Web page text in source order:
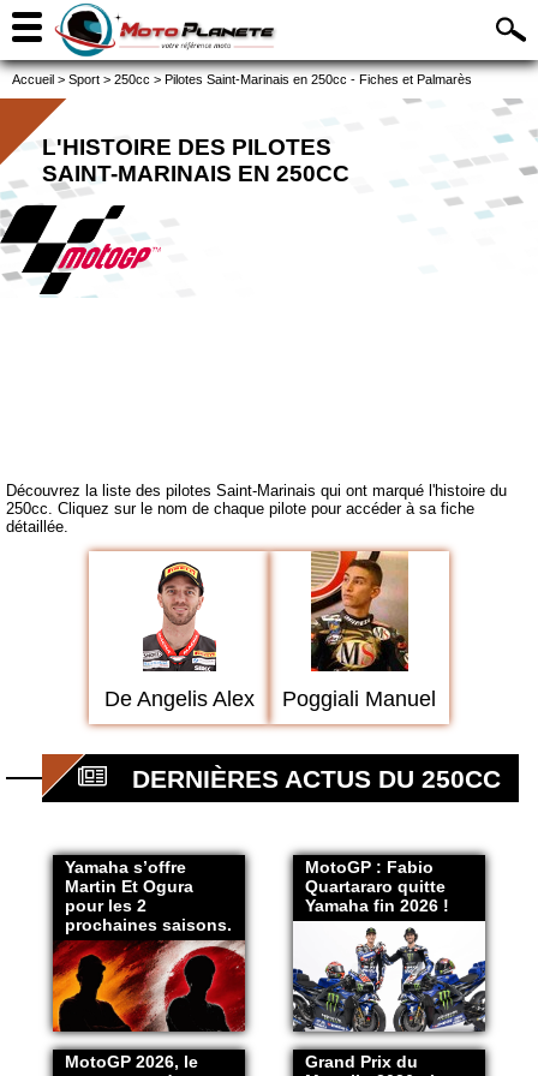
Accueil > Sport > 250cc > Pilotes Saint-Marinais en 250cc - Fiches et Palmarès
L'HISTOIRE DES PILOTES
SAINT-MARINAIS EN 250CC
Découvrez la liste des pilotes Saint-Marinais qui ont marqué l'histoire du
250cc. Cliquez sur le nom de chaque pilote pour accéder à sa fiche
détaillée.
De Angelis Alex Poggiali Manuel
DERNIÈRES ACTUS DU 250CC
Yamaha s’offre
Martin Et Ogura
pour les 2
prochaines saisons.
MotoGP : Fabio
Quartararo quitte
Yamaha fin 2026 !
MotoGP 2026, le
Grand Prix du